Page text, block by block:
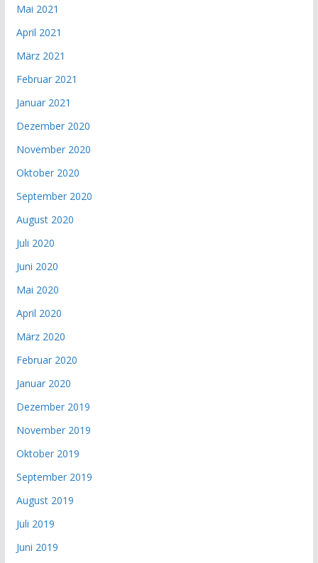
Mai 2021
April 2021
März 2021
Februar 2021
Januar 2021
Dezember 2020
November 2020
Oktober 2020
September 2020
August 2020
Juli 2020
Juni 2020
Mai 2020
April 2020
März 2020
Februar 2020
Januar 2020
Dezember 2019
November 2019
Oktober 2019
September 2019
August 2019
Juli 2019
Juni 2019